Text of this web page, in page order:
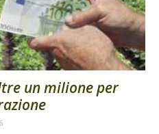
un milione per